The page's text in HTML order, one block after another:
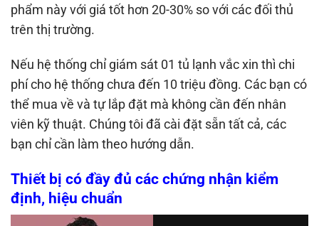
phẩm này với giá tốt hơn 20-30% so với các đối thủ
trên thị trường.
Nếu hệ thống chỉ giám sát 01 tủ lạnh vắc xin thì chi
phí cho hệ thống chưa đến 10 triệu đồng. Các bạn có
thể mua về và tự lắp đặt mà không cần đến nhân
viên kỹ thuật. Chúng tôi đã cài đặt sẵn tất cả, các
bạn chỉ cần làm theo hướng dẫn.
Thiết bị có đầy đủ các chứng nhận kiểm
định, hiệu chuẩn